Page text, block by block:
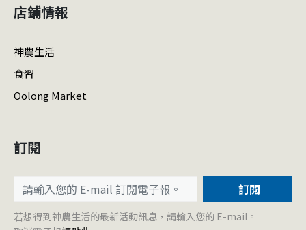
店鋪情報
神農生活
食習
Oolong Market
訂閱
訂閱
若想得到神農生活的最新活動訊息，請輸入您的 E-mail。